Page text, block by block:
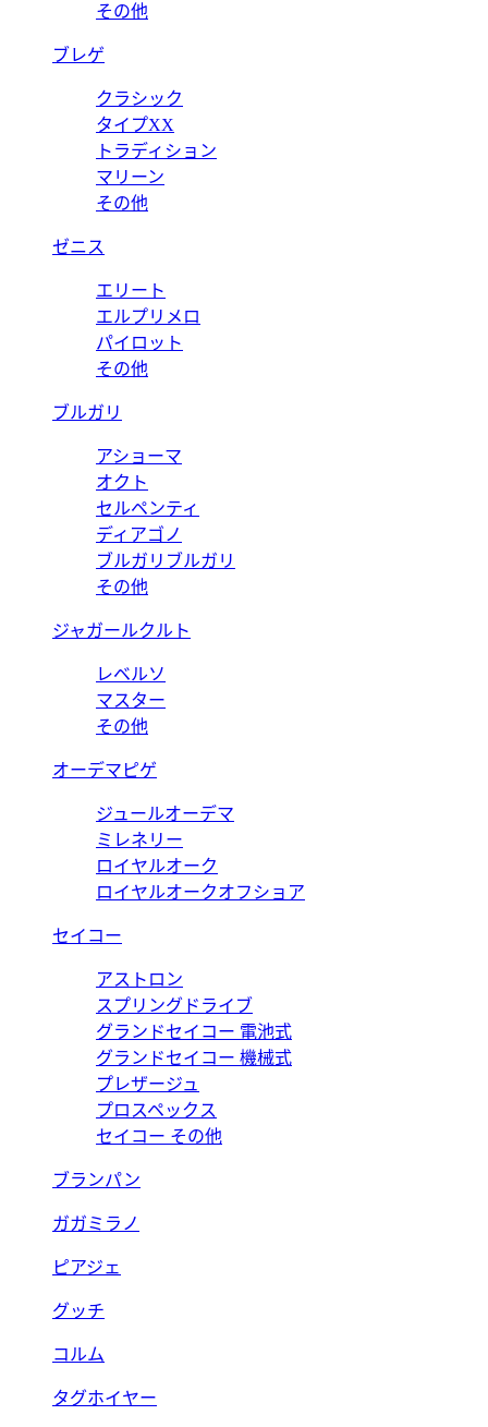
その他
ブレゲ
クラシック
タイプXX
トラディション
マリーン
その他
ゼニス
エリート
エルプリメロ
パイロット
その他
ブルガリ
アショーマ
オクト
セルペンティ
ディアゴノ
ブルガリブルガリ
その他
ジャガールクルト
レベルソ
マスター
その他
オーデマピゲ
ジュールオーデマ
ミレネリー
ロイヤルオーク
ロイヤルオークオフショア
セイコー
アストロン
スプリングドライブ
グランドセイコー 電池式
グランドセイコー 機械式
プレザージュ
プロスペックス
セイコー その他
ブランパン
ガガミラノ
ピアジェ
グッチ
コルム
タグホイヤー